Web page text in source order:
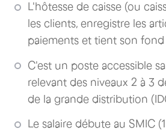
L'hôtesse de caisse (ou
les clients, enregistre les
paiements et tient son fond
C'est un poste accessible
relevant des niveaux 2 à 3
de la grande distribution
Le salaire débute au SMIC